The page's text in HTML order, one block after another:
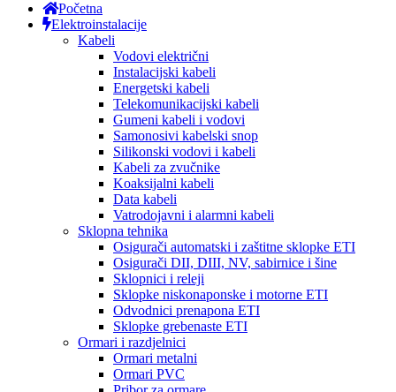
Početna
Elektroinstalacije
Kabeli
Vodovi električni
Instalacijski kabeli
Energetski kabeli
Telekomunikacijski kabeli
Gumeni kabeli i vodovi
Samonosivi kabelski snop
Silikonski vodovi i kabeli
Kabeli za zvučnike
Koaksijalni kabeli
Data kabeli
Vatrodojavni i alarmni kabeli
Sklopna tehnika
Osigurači automatski i zaštitne sklopke ETI
Osigurači DII, DIII, NV, sabirnice i šine
Sklopnici i releji
Sklopke niskonaponske i motorne ETI
Odvodnici prenapona ETI
Sklopke grebenaste ETI
Ormari i razdjelnici
Ormari metalni
Ormari PVC